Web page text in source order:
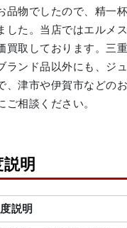
品物でしたので、精一
した。当店ではエルメ
買取しております。三
ランド品以外にも、ジ
、津市や伊賀市などの
ご相談ください。
明
説明